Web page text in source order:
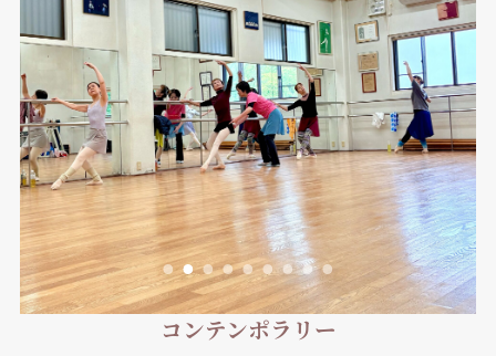
コンテンポラリー